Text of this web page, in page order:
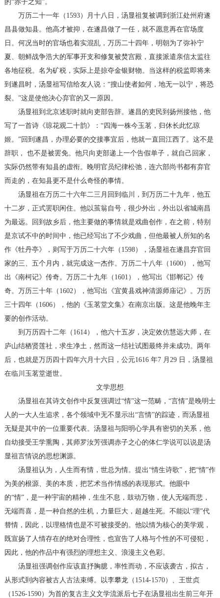
的“赤子之知”。
万历二十一年（1593）月十八日，汤显祖复被调到浙江处州府遂
昌县做知县。他高才被抑，在遂昌做了一任，就不愿意再在官场度
日。何况当时的官场也着实混乱，万历二十四年，明朝为了弥补宁
夏、朝鲜战争浩大的军事开支和修复被焚宫殿，直接派遣亲信太监往
各地征税。名为矿税，实际上是掠夺金银财物。当这样的税监即将来
到遂昌时，汤显祖写信给友人说：“搜山使者如何，地无一以宁，将恐
裂。”这是使他决心弃官的又一原因。
汤显祖到北京述职时就向吏部告辞。遂昌的吏民到扬州接他，他
写了一首诗《琼花观二十韵》：“四海一株今玉茗，归休长此忆琼
姬。”回到遂昌，办理必要的交接事宜后，他就一直回江西了。这不是
辞职， 也不是被罢免。他只向吏部递上一个告假单子，就自己回家，
实际仍然带有知县的虚衔。晚明官员纪律松弛，连六部尚书都有弃官
而走的，在知县更不是什么奇怪的事情。
汤显祖在万历二十六年二三月回到临川，到万历二十九年，他五
十二岁，正式罢职闲住。他以茧翁自号，很少外出，外出以省城南昌
为最远。回到故乡后，他主要做的事情就是戏曲创作，在之前，特别
是京试不中的时间中，他已经写出了不少戏曲，但他最被人所知的名
作《牡丹亭》，则写于万历二十六年（1598），汤显祖在遂昌弃官回
家的三、五个月内，就完成这一杰作。万历二十八年（1600），他写
出《南柯记》传奇。万历二十九年（1601），他写出《邯郸记》传
奇。万历三十年（1602），他写出《宜黄县戏神清源师庙记》。万历
三十四年（1606），他的《玉茗堂文集》在南京出版。这是他晚年主
要的创作活动。
到万历四十二年（1614），他六十五岁，决定效仿慧远大师，在
庐山结栖贤莲社，求生净土，然而这一结社试图最终并未成功。两年
后，也就是万历四十四年六月十六日，公元1616 年7 月29 日，汤显祖
在临川玉茗堂逝世。
文学思想
汤显祖在其诗文创作中反复强调过“情”这一范畴，“言情”是晚明士
人的一大人生追求，各个领域中无不显示出“言情”的踪迹，而汤显祖
无疑是其中的一位重要代表。汤显祖与阳明心学具有密切的关系，他
自幼接受王学熏陶，其师罗汝芳强调赤子之心的体仁学说可以说是汤
显祖言情说的思想渊源。
汤显祖认为，人生而有情，世总为情。提出“情生诗歌”，把“情”作
为美的根源、美的本质，把艺术当作情感的表现形式。他眼中
的“情”，是一种宇宙的精神，生生不息，鼓动万物，使人无端而悲，
无端而喜，是一种自然的生机，力量巨大，超越生死。不能以“理”代
替情，因此，以理格情也是不可被接受的。他以情为核心的美学观，
既宣扬了人情存在的绝对合理性，也宣告了人格与个性的不可侵犯，
因此，他的作品中有强烈的理想主义、浪漫主义色彩。
汤显祖强调创作应该直抒胸臆，率性而动，不应该袭古，拟古，
从形式到内容被古人古法束缚。以李攀龙（1514-1570）、王世贞
（1526-1590）为首的复古主义文学流派后七子在汤显祖出生前三年开